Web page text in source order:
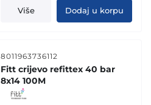
Više Dodaj u korpu
8011963736112
Fitt crijevo refittex 40 bar
8x14 100M